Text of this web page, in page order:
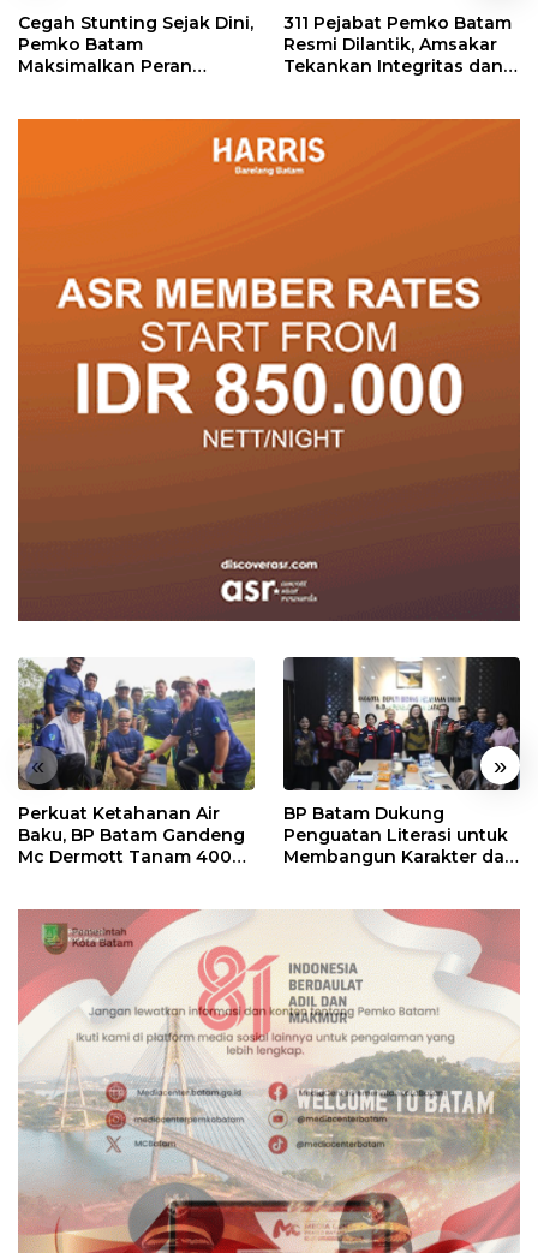
Cegah Stunting Sejak Dini,
Pemko Batam
Maksimalkan Peran
311 Pejabat Pemko Batam
Resmi Dilantik, Amsakar
Tekankan Integritas dan
« »
Perkuat Ketahanan Air
Baku, BP Batam Gandeng
Mc Dermott Tanam 400
BP Batam Dukung
Penguatan Literasi untuk
Membangun Karakter dan